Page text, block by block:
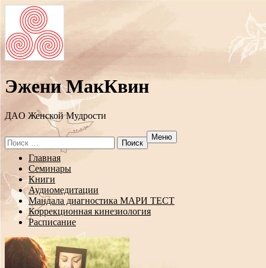
Эжени МакКвин
ДAO Женской Мудрости
Search
for:
Меню
Перейти
содержанию
Главная
Семинары
Книги
Аудиомедитации
Мандала диагностика МАРИ ТЕСТ
Коррекционная кинезиология
Расписание